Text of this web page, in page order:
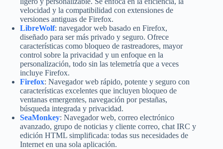
velocidad y la compatibilidad con extensiones de
versiones antiguas de Firefox.
LibreWolf: navegador web basado en Firefox,
diseñado para ser más privado y seguro. Ofrece
características como bloqueo de rastreadores, mayor
control sobre la privacidad y un enfoque en la
personalización, todo sin las telemetría que a veces
incluye Firefox.
Firefox: Navegador web rápido, potente y seguro con
características excelentes que incluyen bloqueo de
ventanas emergentes, navegación por pestañas,
búsqueda integrada y privacidad.
SeaMonkey: Navegador web, correo electrónico
avanzado, grupo de noticias y cliente correo, chat IRC y
edición HTML simplificada: todas sus necesidades de
Internet en una sola aplicación.